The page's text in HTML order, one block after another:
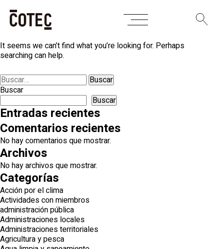
SkipNothing Found
It seems we can’t find what you’re looking for. Perhaps
searching can help.
Buscar:
Buscar
Buscar
Entradas recientes
Comentarios recientes
No hay comentarios que mostrar.
Archivos
No hay archivos que mostrar.
Categorías
Acción por el clima
Actividades con miembros
administración pública
Administraciones locales
Administraciones territoriales
Agricultura y pesca